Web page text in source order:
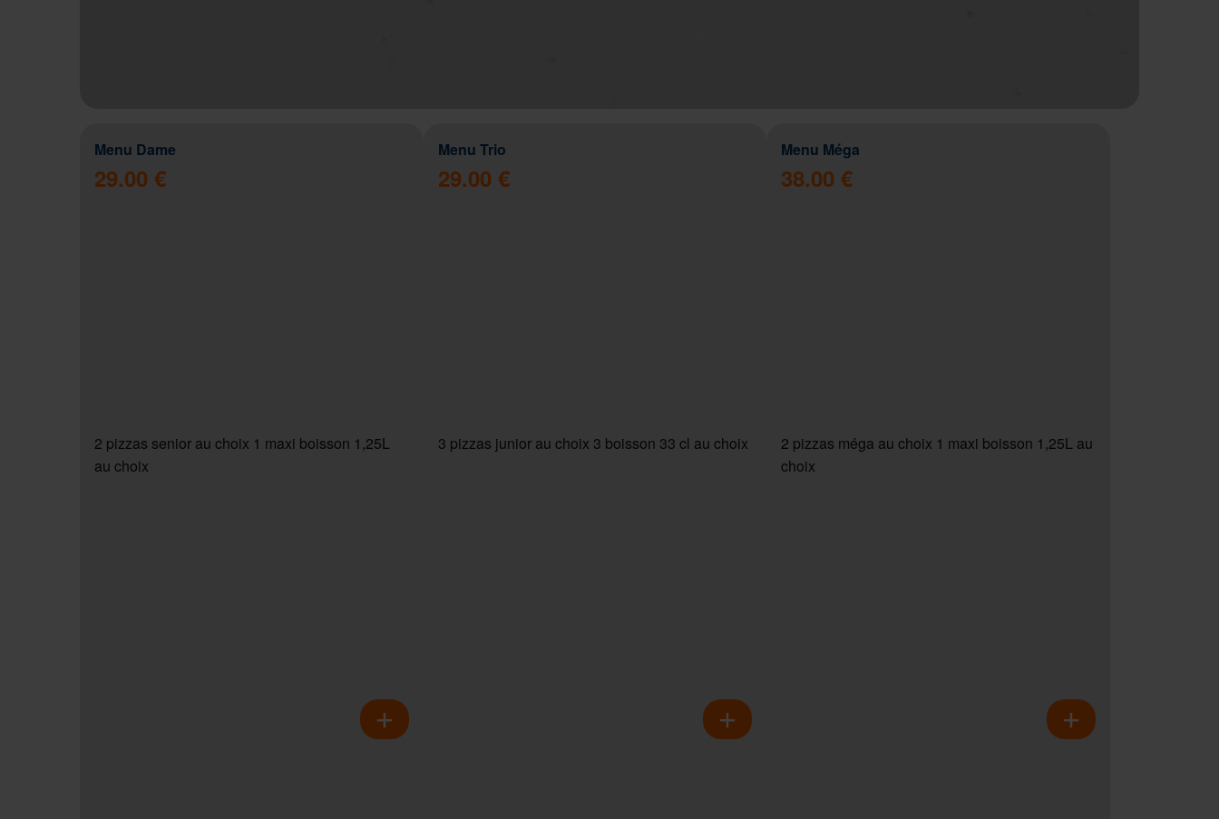
Menu Dame
29.00 €
2 pizzas senior au choix 1 maxi boisson 1,25L
au choix
Menu Trio
29.00 €
3 pizzas junior au choix 3 boisson 33 cl au choix
Menu Méga
38.00 €
2 pizzas méga au choix 1 maxi boisson 1,25L au
choix